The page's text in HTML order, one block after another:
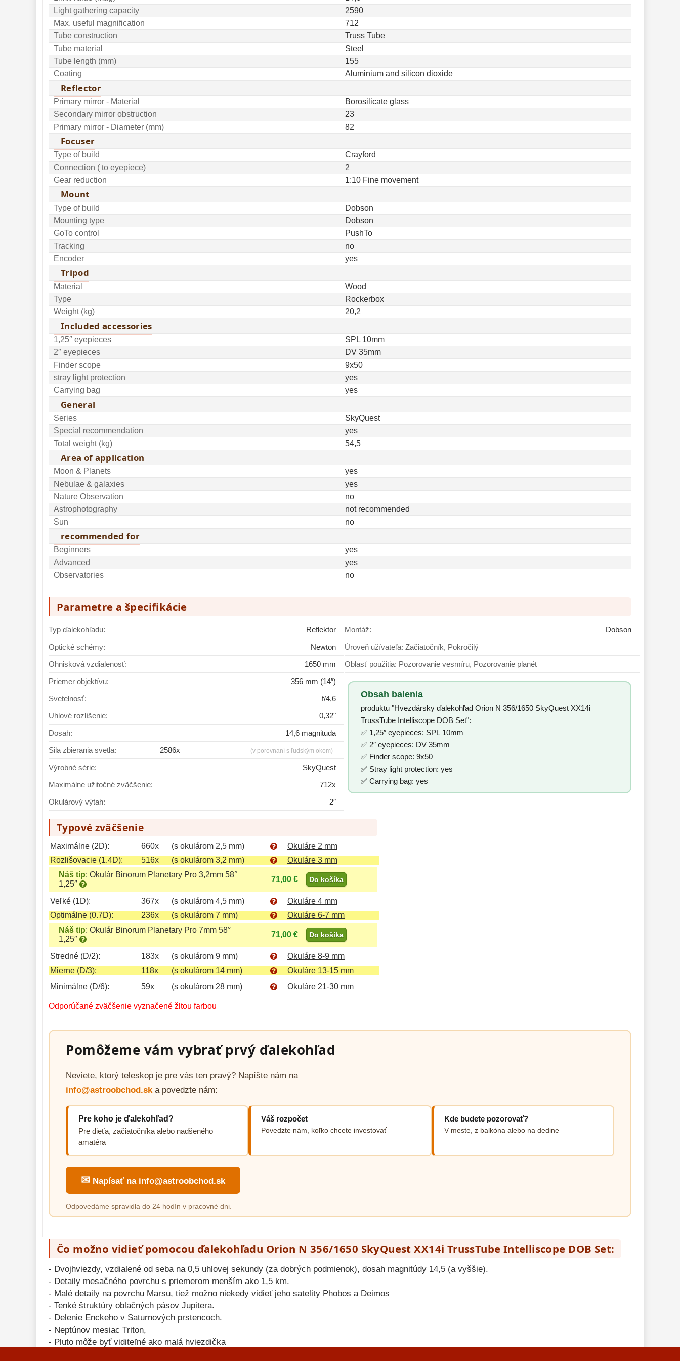
Monokulárne
Mikroskopy 93
Meteostanice
Foto stativy 10
Lupy
Literatúra 10
Darčekové
poukazy
Light gathering capacity
2590
Max. useful magnification
712
Tube construction
Truss Tube
Tube material
Steel
Tube length (mm)
155
Coating
Aluminium and silicon dioxide
Reflector
Primary mirror - Material
Borosilicate glass
Secondary mirror obstruction
23
Primary mirror - Diameter (mm)
82
Focuser
Type of build
Crayford
Connection ( to eyepiece)
2
Gear reduction
1:10 Fine movement
Mount
Type of build
Dobson
Mounting type
Dobson
GoTo control
PushTo
Tracking
no
Encoder
yes
Tripod
Material
Wood
Type
Rockerbox
Weight (kg)
20,2
Included accessories
1,25″ eyepieces
SPL 10mm
2″ eyepieces
DV 35mm
Finder scope
9x50
stray light protection
yes
Carrying bag
yes
General
Series
SkyQuest
Special recommendation
yes
Total weight (kg)
54,5
Area of application
Moon & Planets
yes
Nebulae & galaxies
yes
Nature Observation
no
Astrophotography
not recommended
Sun
no
recommended for
Beginners
yes
Advanced
yes
Observatories
no
Parametre a špecifikácie
Typ ďalekohľadu:
Reflektor
Optické schémy:
Newton
Ohnisková vzdialenosť:
1650 mm
Priemer objektívu:
356 mm (14″)
Svetelnosť:
f/4,6
Uhlové rozlíšenie:
0,32"
Dosah:
14,6 magnituda
Sila zbierania svetla:
2586x (v porovnaní s ľudským okom)
Výrobné série:
SkyQuest
Maximálne užitočné zväčšenie:
712x
Okulárový výtah:
2″
Montáž:
Dobson
Úroveň užívateľa: Začiatočník, Pokročilý
Oblasť použitia: Pozorovanie vesmíru, Pozorovanie planét
Obsah balenia
produktu "Hvezdársky ďalekohľad Orion N 356/1650 SkyQuest XX14i
TrussTube Intelliscope DOB Set":
✅ 1,25″ eyepieces: SPL 10mm
✅ 2″ eyepieces: DV 35mm
✅ Finder scope: 9x50
✅ Stray light protection: yes
✅ Carrying bag: yes
Typové zväčšenie
Maximálne (2D): 660x (s okulárom 2,5 mm)
Okuláre 2 mm
Rozlišovacie (1.4D):
516x (s okulárom 3,2 mm)
Okuláre 3 mm
Náš tip: Okulár Binorum Planetary Pro 3,2mm 58°
1,25″
71,00 € Do košíka
Veľké (1D): 367x (s okulárom 4,5 mm)
Okuláre 4 mm
Optimálne (0.7D):
236x (s okulárom 7 mm)
Okuláre 6-7 mm
Náš tip: Okulár Binorum Planetary Pro 7mm 58°
1,25″
71,00 € Do košíka
Stredné (D/2): 183x (s okulárom 9 mm)
Okuláre 8-9 mm
Mierne (D/3):
118x (s okulárom 14 mm)
Okuláre 13-15 mm
Minimálne (D/6):
59x (s okulárom 28 mm) Okuláre 21-30 mm
Odporúčané zväčšenie vyznačené žltou farbou
Pomôžeme vám vybrať prvý ďalekohľad
Neviete, ktorý teleskop je pre vás ten pravý? Napíšte nám na
info@astroobchod.ska povedzte nám:
Pre koho je ďalekohľad?
Pre dieťa, začiatočníka alebo nadšeného
amatéra
Váš rozpočet
Povedzte nám, koľko chcete investovať
Kde budete pozorovať?
V meste, z balkóna alebo na dedine
✉ Napísať na info@astroobchod.sk
Odpovedáme spravidla do 24 hodín v pracovné dni.
Čo možno vidieť pomocou ďalekohľadu Orion N 356/1650 SkyQuest XX14i TrussTube Intelliscope DOB Set:
- Dvojhviezdy, vzdialené od seba na 0,5 uhlovej sekundy (za dobrých podmienok), dosah magnitúdy 14,5 (a vyššie).
- Detaily mesačného povrchu s priemerom menším ako 1,5 km.
- Malé detaily na povrchu Marsu, tiež možno niekedy vidieť jeho satelity Phobos a Deimos
- Tenké štruktúry oblačných pásov Jupitera.
- Delenie Enckeho v Saturnových prstencoch.
- Neptúnov mesiac Triton,
- Pluto môže byť viditeľné ako malá hviezdička